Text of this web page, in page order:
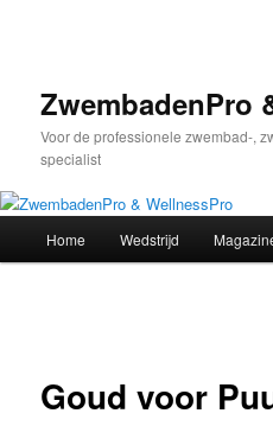
inhoudZwembadenPro
Voor de professionele zwembad-,
specialist
Home Wedstrijd
Goud voor